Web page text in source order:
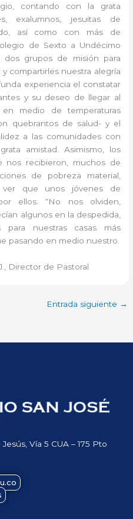
contando con la grata
exalumnos, jesuitas de
así como con más de
de Sexto a Undécimo
dos grupos de misión para
compartirles nuestra alegría
experiencia el constatar
y su deseo de llegar al
medio de temperaturas
quebrantos de salud- y el
a las comunidades con
amistad. Asimismo, los
nos recibieron, muchos de
de pobreza material,
ver que unos jóvenes de
ellos. “No nos olviden,
algunos en la despedida,
nuestras casas más
pasando en medio nuestro.
Director de Pastoral
Entrada siguiente →
Vía 5 CUA – 175 Pto